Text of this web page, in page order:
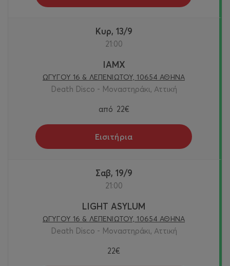
Κυρ, 13/9
21:00
IAMX
ΩΓΥΓΟΥ 16 & ΛΕΠΕΝΙΩΤΟΥ, 10654 ΑΘΗΝΑ
Death Disco - Μοναστηράκι, Αττική
από 22€
Εισιτήρια
Σαβ, 19/9
21:00
LIGHT ASYLUM
ΩΓΥΓΟΥ 16 & ΛΕΠΕΝΙΩΤΟΥ, 10654 ΑΘΗΝΑ
Death Disco - Μοναστηράκι, Αττική
22€